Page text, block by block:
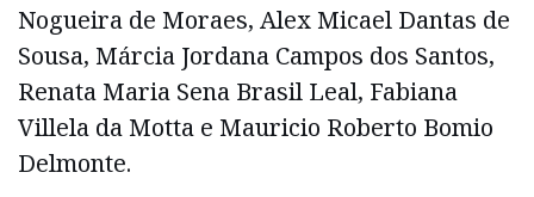
Nogueira de Moraes, Alex Micael Dantas de
Sousa, Márcia Jordana Campos dos Santos,
Renata Maria Sena Brasil Leal, Fabiana
Villela da Motta e Mauricio Roberto Bomio
Delmonte.